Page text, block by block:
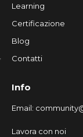
Learning
Certificazione
Blog
Contatti
Info
Email:
Lavora con noi